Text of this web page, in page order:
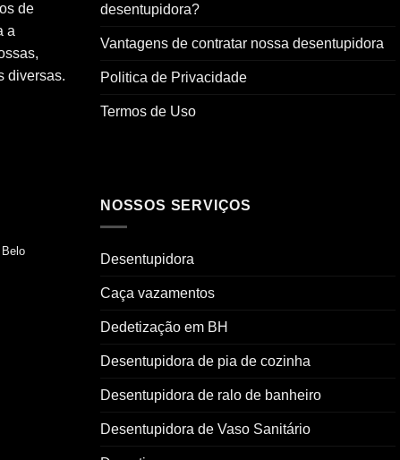
de
a
diversas.
desentupidora?
Vantagens de contratar nossa desentupidora
Politica de Privacidade
Termos de Uso
NOSSOS SERVIÇOS
Desentupidora
Caça vazamentos
Dedetização em BH
Desentupidora de pia de cozinha
Desentupidora de ralo de banheiro
Desentupidora de Vaso Sanitário